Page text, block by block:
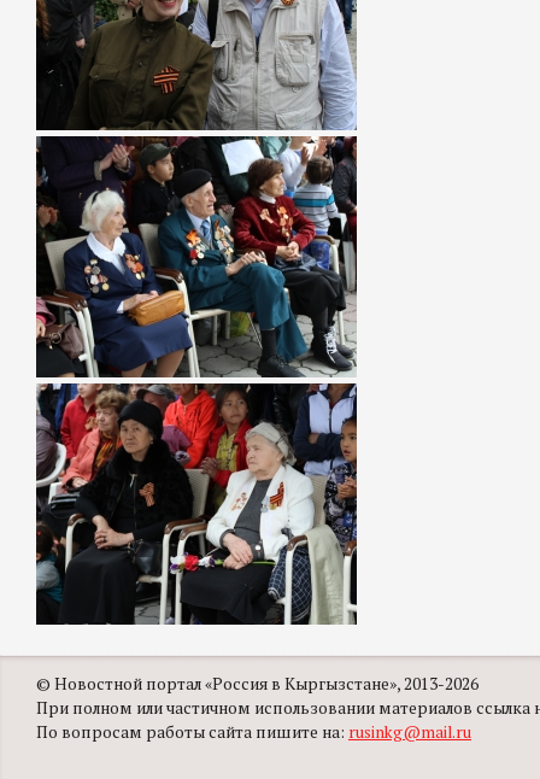
© Новостной портал «Россия в Кыргызстане», 2013-2026
При полном или частичном использовании материалов ссылка
По вопросам работы сайта пишите на: rusinkg@mail.ru